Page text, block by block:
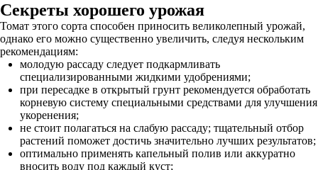
Секреты хорошего урожая
Томат этого сорта способен приносить великолепный урожай,
однако его можно существенно увеличить, следуя нескольким
рекомендациям:
молодую рассаду следует подкармливать
специализированными жидкими удобрениями;
при пересадке в открытый грунт рекомендуется обработать
корневую систему специальными средствами для улучшения
укоренения;
не стоит полагаться на слабую рассаду; тщательный отбор
растений поможет достичь значительно лучших результатов;
оптимально применять капельный полив или аккуратно
вносить воду под каждый куст;